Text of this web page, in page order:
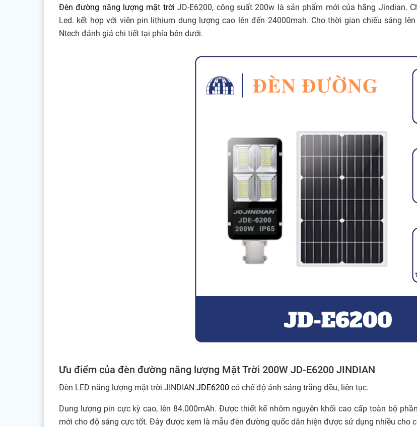
Đèn đường năng lượng mặt trời JD-E6200, công suất 200w là sản phẩm mới của hãng Jindian.
Led. kết hợp với viên pin lithium dung lượng cao lên đến 24000mah. Cho thời gian chiếu sáng
Ntech đánh giá chi tiết tại phía bên dưới.
Ưu điểm của đèn đường năng lượng Mặt Trời 200W JD-E6200 JINDIAN
Đèn LED năng lượng mặt trời JINDIAN JDE6200 có chế độ ánh sáng trắng đều, liên tục.
Dung lượng pin cực kỳ cao, lên 84.000mAh. Được thiết kế nhôm nguyên khối cao cấp toàn bộ
mới cho độ sáng cực tốt. Đây được xem là mẫu đèn đường quốc dân hiện được sử dụng nhiều cho